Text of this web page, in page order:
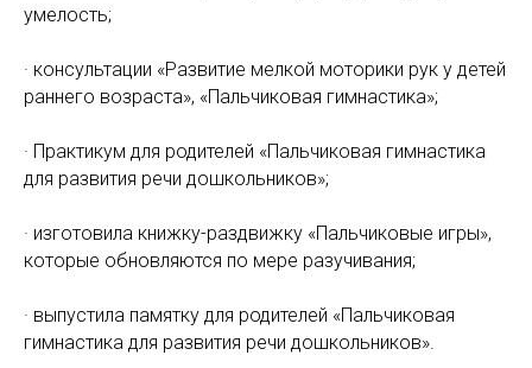
умелость;
· консультации «Развитие мелкой моторики рук у детей
раннего возраста», «Пальчиковая гимнастика»;
· Практикум для родителей «Пальчиковая гимнастика
для развития речи дошкольников»;
· изготовила книжку-раздвижку «Пальчиковые игры»,
которые обновляются по мере разучивания;
· выпустила памятку для родителей «Пальчиковая
гимнастика для развития речи дошкольников».